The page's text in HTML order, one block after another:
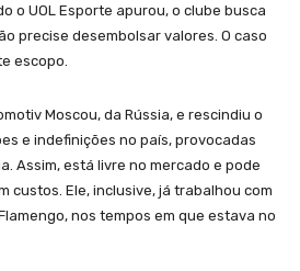
o UOL Esporte apurou, o clube busca
precise desembolsar valores. O caso
escopo.
Moscou, da Rússia, e rescindiu o
e indefinições no país, provocadas
Assim, está livre no mercado e pode
custos. Ele, inclusive, já trabalhou com
nos tempos em que estava no